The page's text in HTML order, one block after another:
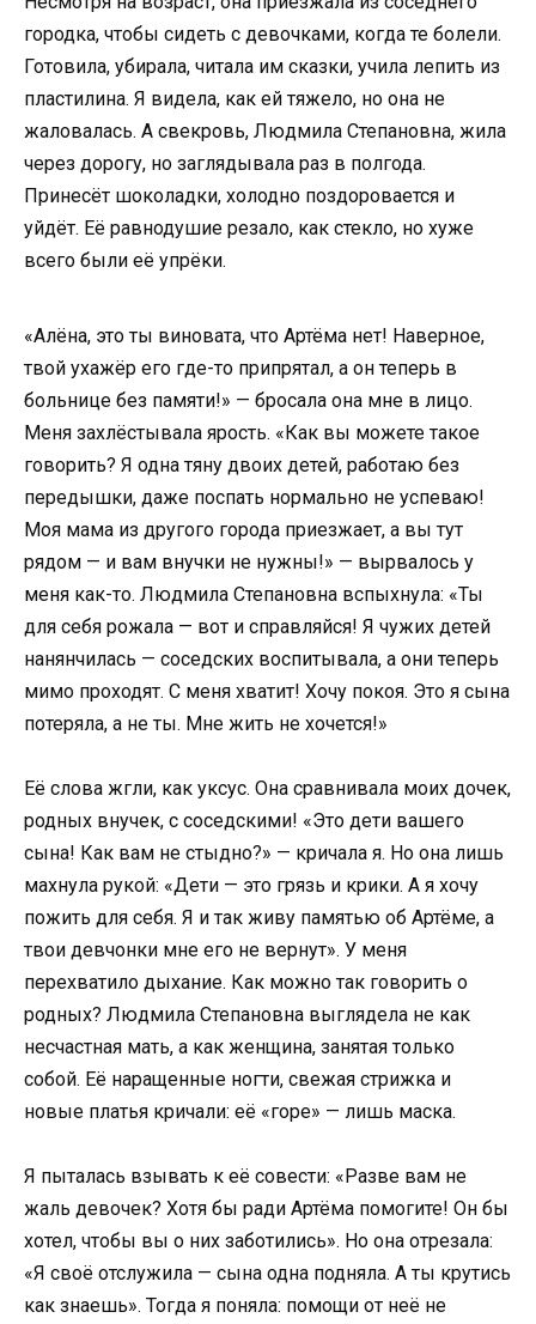
городка, чтобы сидеть с девочками, когда те болели.
Готовила, убирала, читала им сказки, учила лепить из
пластилина. Я видела, как ей тяжело, но она не
жаловалась. А свекровь, Людмила Степановна, жила
через дорогу, но заглядывала раз в полгода.
Принесёт шоколадки, холодно поздоровается и
уйдёт. Её равнодушие резало, как стекло, но хуже
всего были её упрёки.
«Алёна, это ты виновата, что Артёма нет! Наверное,
твой ухажёр его где-то припрятал, а он теперь в
больнице без памяти!» — бросала она мне в лицо.
Меня захлёстывала ярость. «Как вы можете такое
говорить? Я одна тяну двоих детей, работаю без
передышки, даже поспать нормально не успеваю!
Моя мама из другого города приезжает, а вы тут
рядом — и вам внучки не нужны!» — вырвалось у
меня как-то. Людмила Степановна вспыхнула: «Ты
для себя рожала — вот и справляйся! Я чужих детей
нанянчилась — соседских воспитывала, а они теперь
мимо проходят. С меня хватит! Хочу покоя. Это я сына
потеряла, а не ты. Мне жить не хочется!»
Её слова жгли, как уксус. Она сравнивала моих дочек,
родных внучек, с соседскими! «Это дети вашего
сына! Как вам не стыдно?» — кричала я. Но она лишь
махнула рукой: «Дети — это грязь и крики. А я хочу
пожить для себя. Я и так живу памятью об Артёме, а
твои девчонки мне его не вернут». У меня
перехватило дыхание. Как можно так говорить о
родных? Людмила Степановна выглядела не как
несчастная мать, а как женщина, занятая только
собой. Её наращенные ногти, свежая стрижка и
новые платья кричали: её «горе» — лишь маска.
Я пыталась взывать к её совести: «Разве вам не
жаль девочек? Хотя бы ради Артёма помогите! Он бы
хотел, чтобы вы о них заботились». Но она отрезала:
«Я своё отслужила — сына одна подняла. А ты крутись
как знаешь». Тогда я поняла: помощи от неё не